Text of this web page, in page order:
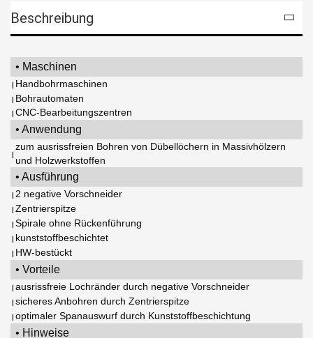
Beschreibung
• Maschinen
| Handbohrmaschinen
| Bohrautomaten
| CNC-Bearbeitungszentren
• Anwendung
|
zum ausrissfreien Bohren von Dübellöchern in Massivhölzern
und Holzwerkstoffen
• Ausführung
| 2 negative Vorschneider
| Zentrierspitze
| Spirale ohne Rückenführung
| kunststoffbeschichtet
| HW-bestückt
• Vorteile
| ausrissfreie Lochränder durch negative Vorschneider
| sicheres Anbohren durch Zentrierspitze
| optimaler Spanauswurf durch Kunststoffbeschichtung
• Hinweise